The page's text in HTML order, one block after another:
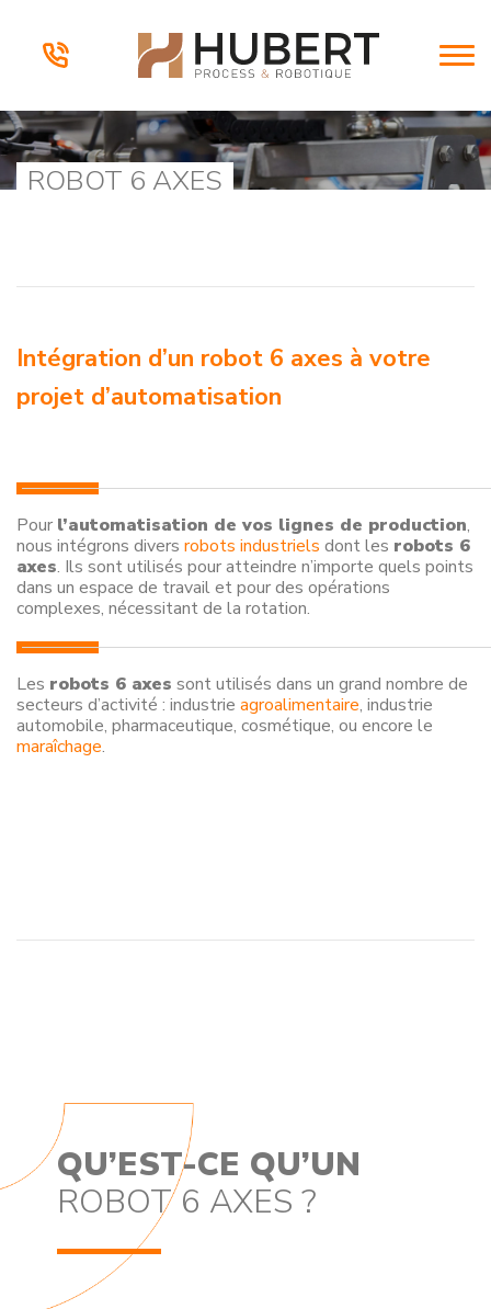
ROBOT 6 AXES
Intégration d’un robot 6 axes à votre
projet d’automatisation
Pour l’automatisation de vos lignes de production,
nous intégrons divers robots industriels dont les robots 6
axes. Ils sont utilisés pour atteindre n’importe quels points
dans un espace de travail et pour des opérations
complexes, nécessitant de la rotation.
Les robots 6 axes sont utilisés dans un grand nombre de
secteurs d’activité : industrie agroalimentaire, industrie
automobile, pharmaceutique, cosmétique, ou encore le
maraîchage.
QU’EST-CE QU’UN
ROBOT 6 AXES ?